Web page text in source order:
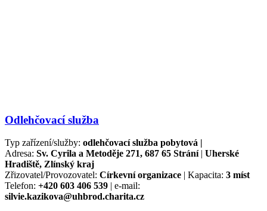
Odlehčovací služba
Typ zařízení/služby: odlehčovací služba pobytová |
Adresa: Sv. Cyrila a Metoděje 271, 687 65 Strání| Uherské
Hradiště, Zlínský kraj
Zřizovatel/Provozovatel: Církevní organizace | Kapacita: 3 míst
Telefon: +420 603 406 539 | e-mail:
silvie.kazikova@uhbrod.charita.cz